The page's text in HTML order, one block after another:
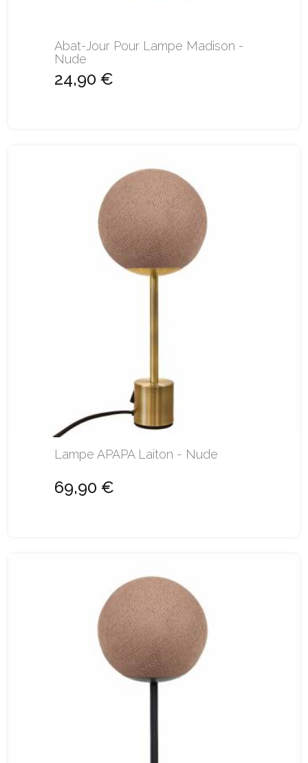
Abat-Jour Pour Lampe Madison -
Nude
24,90 €
Lampe APAPA Laiton - Nude
69,90 €